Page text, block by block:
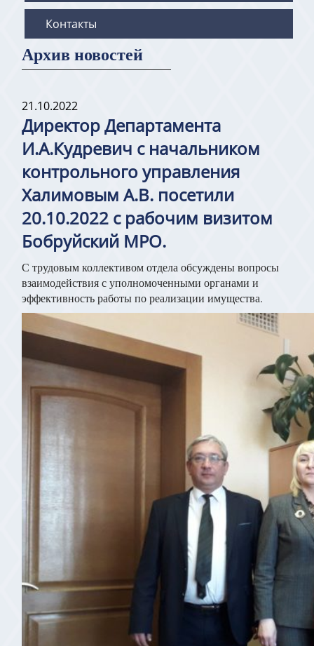
Контакты
Архив новостей
21.10.2022
Директор Департамента
И.А.Кудревич с начальником
контрольного управления
Халимовым А.В. посетили
20.10.2022 с рабочим визитом
Бобруйский МРО.
С трудовым коллективом отдела обсуждены вопросы
взаимодействия с уполномоченными органами и
эффективность работы по реализации имущества.